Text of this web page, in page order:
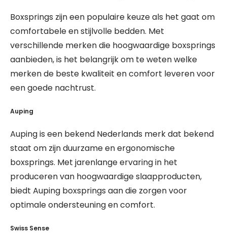
Boxsprings zijn een populaire keuze als het gaat om
comfortabele en stijlvolle bedden. Met
verschillende merken die hoogwaardige boxsprings
aanbieden, is het belangrijk om te weten welke
merken de beste kwaliteit en comfort leveren voor
een goede nachtrust.
Auping
Auping is een bekend Nederlands merk dat bekend
staat om zijn duurzame en ergonomische
boxsprings. Met jarenlange ervaring in het
produceren van hoogwaardige slaapproducten,
biedt Auping boxsprings aan die zorgen voor
optimale ondersteuning en comfort.
Swiss Sense